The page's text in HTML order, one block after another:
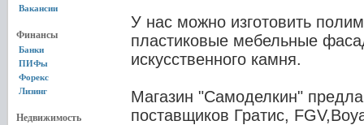
Вакансии
Финансы
Банки
ПИФы
Форекс
Лизинг
Недвижимость
У нас можно изготовить
пластиковые мебельные
искусственного камня.
Магазин "Самоделкин"
поставщиков Гратис,